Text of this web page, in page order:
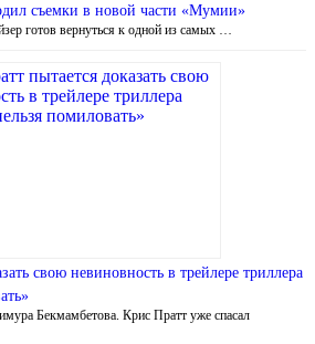
съемки в новой части «Мумии»
готов вернуться к одной из самых …
свою невиновность в трейлере триллера
Бекмамбетова. Крис Пратт уже спасал